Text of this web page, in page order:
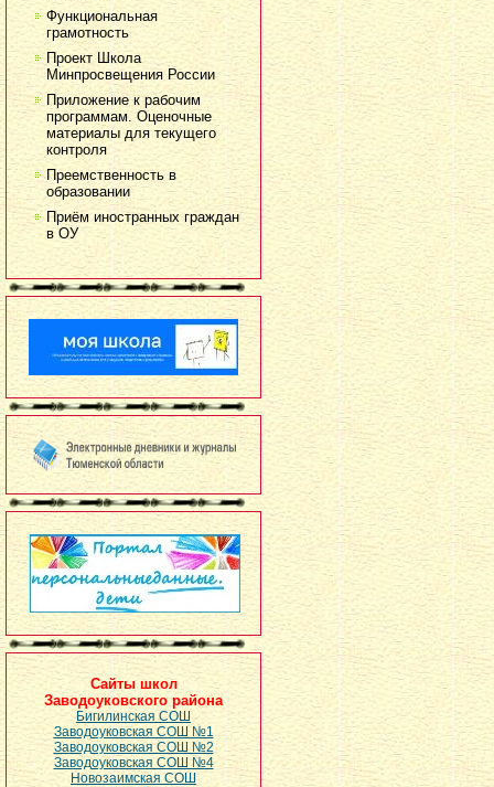
Функциональная
грамотность
Проект Школа
Минпросвещения России
Приложение к рабочим
программам. Оценочные
материалы для текущего
контроля
Преемственность в
образовании
Приём иностранных граждан
в ОУ
Сайты школ
Заводоуковского района
Бигилинская СОШ
Заводоуковская СОШ №1
Заводоуковская СОШ №2
Заводоуковская СОШ №4
Новозаимская СОШ